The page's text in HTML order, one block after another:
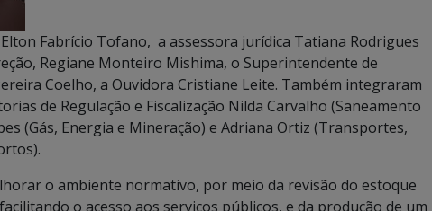
Fabrício Tofano, a assessora jurídica Tatiana Rodrigues
Regiane Monteiro Mishima, o Superintendente de
Coelho, a Ouvidora Cristiane Leite. Também integraram
de Regulação e Fiscalização Nilda Carvalho (Saneamento
(Gás, Energia e Mineração) e Adriana Ortiz (Transportes,
o ambiente normativo, por meio da revisão do estoque
o acesso aos serviços públicos, e da produção de um